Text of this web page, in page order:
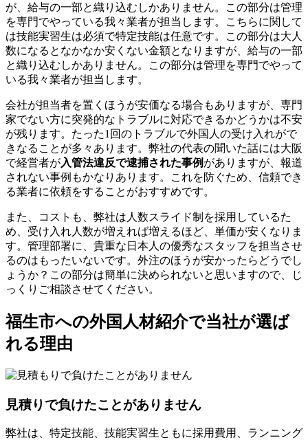
が、給与の一部と織り込むしかありません。この部分は管理
を専門でやっている我々業者が担当します。こちらに関して
は技能実習生は必須で特定技能は任意です。この部分は大人
数になるとなかなか安くない金額となりますが、給与の一部
と織り込むしかありません。この部分は管理を専門でやって
いる我々業者が担当します。
会社が担当者を置くほうが安価なる場合もありますが、専門
家でない方に突発的なトラブルに対応できるかどうかは不安
が残ります。たった1回のトラブルで外国人の受け入れがで
きなることが多々あります。弊社の代表の聞いた話には大阪
で経営者が入管法違反で逮捕された事例 がありますが、報道
されない事例もかなりあります。これを防ぐため、信頼でき
る業者に依頼をすることがおすすめです。
また、コストも、弊社は人数スライド制を採用しているた
め、受け入れ人数が増えれば増えるほど、単価が安くなりま
す。管理部署に、貴重な日本人の優秀なスタッフを担当させ
るのはもったいないです。外注のほうが安かったらどうでし
ょうか？この部分は簡単に決められないと思いますので、じ
っくりご相談させてください。
福生市への外国人材紹介で当社が選ば
れる理由
見積りで負けたことがありません
弊社は、特定技能、技能実習生ともに採用費用、ランニング